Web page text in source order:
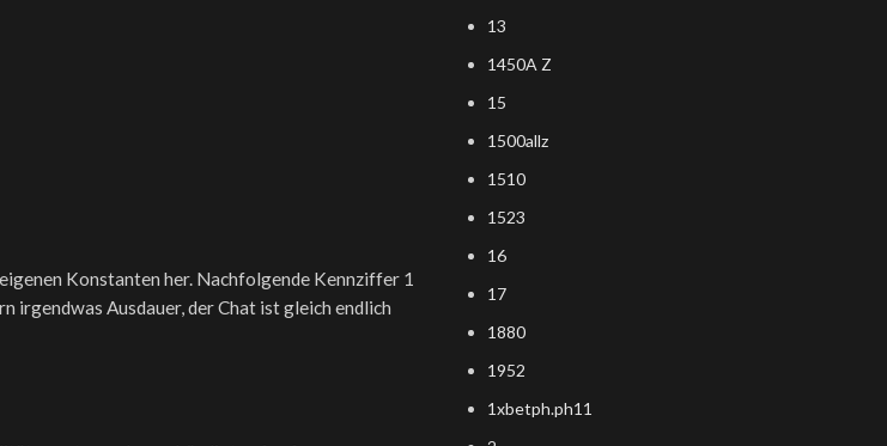
Konstanten her. Nachfolgende Kennziffer 1
irgendwas Ausdauer, der Chat ist gleich endlich
13
1450A Z
15
1500allz
1510
1523
16
17
1880
1952
1xbetph.ph11